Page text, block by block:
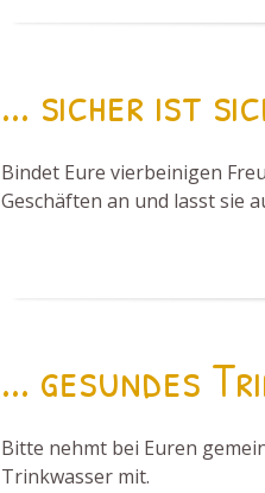
... sicher ist
Bindet Eure vierbeinigen
Geschäften an und lasst sie
... gesundes
Bitte nehmt bei Euren
Trinkwasser mit.